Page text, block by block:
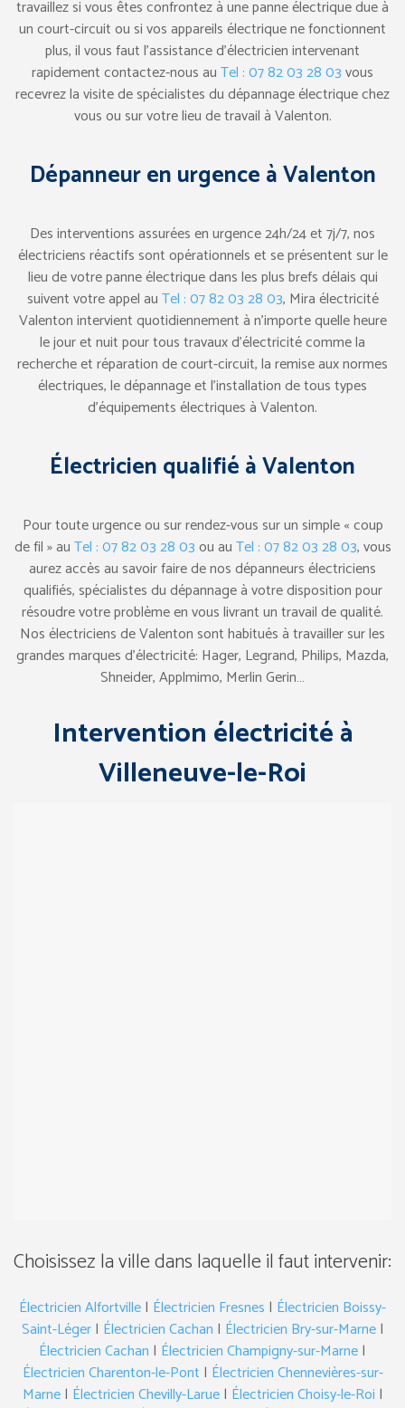
travaillez si vous êtes confrontez à une panne électrique due à
un court-circuit ou si vos appareils électrique ne fonctionnent
plus, il vous faut l’assistance d’électricien intervenant
rapidement contactez-nous auTel : 07 82 03 28 03vous
recevrez la visite de spécialistes du dépannage électrique chez
vous ou sur votre lieu de travail à Valenton.
Dépanneur en urgence à Valenton
Des interventions assurées en urgence 24h/24 et 7j/7, nos
électriciens réactifs sont opérationnels et se présentent sur le
lieu de votre panne électrique dans les plus brefs délais qui
suivent votre appel auTel : 07 82 03 28 03, Mira électricité
Valenton intervient quotidiennement à n’importe quelle heure
le jour et nuit pour tous travaux d’électricité comme la
recherche et réparation de court-circuit, la remise aux normes
électriques, le dépannage et l’installation de tous types
d’équipements électriques à Valenton.
Électricien qualifié à Valenton
Pour toute urgence ou sur rendez-vous sur un simple « coup
de fil » auTel : 07 82 03 28 03ou auTel : 07 82 03 28 03, vous
aurez accès au savoir faire de nos dépanneurs électriciens
qualifiés, spécialistes du dépannage à votre disposition pour
résoudre votre problème en vous livrant un travail de qualité.
Nos électriciens de Valenton sont habitués à travailler sur les
grandes marques d’électricité: Hager, Legrand, Philips, Mazda,
Shneider, Applmimo, Merlin Gerin…
Intervention électricité à
Villeneuve-le-Roi
Choisissez la ville dans laquelle il faut intervenir:
Électricien Alfortville| Électricien Fresnes | Électricien Boissy-
Saint-Léger| Électricien Cachan | Électricien Bry-sur-Marne|
Électricien Cachan | Électricien Champigny-sur-Marne|
Électricien Charenton-le-Pont | Électricien Chennevières-sur-
Marne| Électricien Chevilly-Larue| Électricien Choisy-le-Roi |